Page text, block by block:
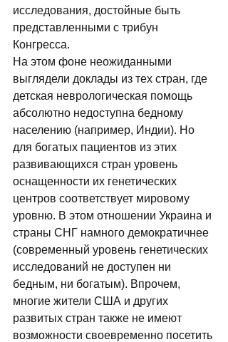
исследования, достойные быть
представленными с трибун
Конгресса.
На этом фоне неожиданными
выглядели доклады из тех стран, где
детская неврологическая помощь
абсолютно недоступна бедному
населению (например, Индии). Но
для богатых пациентов из этих
развивающихся стран уровень
оснащенности их генетических
центров соответствует мировому
уровню. В этом отношении Украина и
страны СНГ намного демократичнее
(современный уровень генетических
исследований не доступен ни
бедным, ни богатым). Впрочем,
многие жители США и других
развитых стран также не имеют
возможности своевременно посетить